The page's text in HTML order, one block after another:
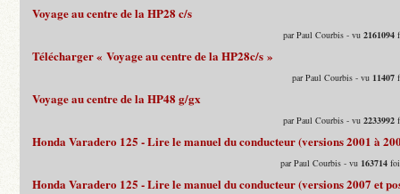
Voyage au centre de la HP28 c/s
par Paul Courbis - vu2161094
Télécharger « Voyage au centre de la HP28c/s »
par Paul Courbis - vu 11407
Voyage au centre de la HP48 g/gx
par Paul Courbis - vu2233992
Honda Varadero 125 - Lire le manuel du conducteur (versions 2001 à
par Paul Courbis - vu 163714
Honda Varadero 125 - Lire le manuel du conducteur (versions 2007 et